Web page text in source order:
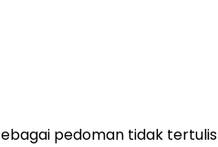
pedoman tidak